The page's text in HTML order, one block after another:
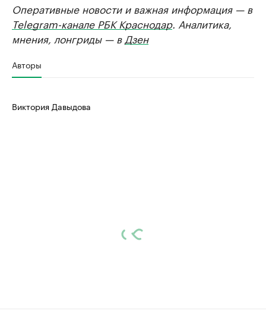
Оперативные новости и важная информация — в
Telegram-канале РБК Краснодар. Аналитика,
мнения, лонгриды — в Дзен
Авторы
Виктория Давыдова